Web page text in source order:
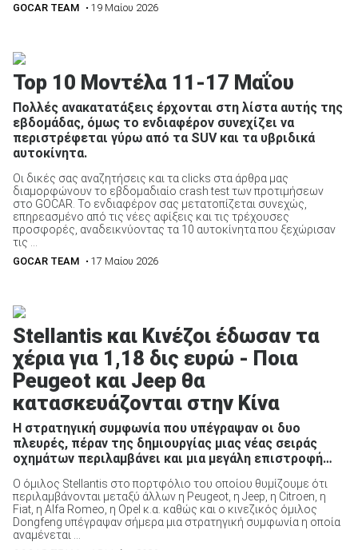
GOCAR TEAM • 19 Μαίου 2026
Top 10 Μοντέλα 11-17 Μαΐου
Πολλές ανακατατάξεις έρχονται στη λίστα αυτής της
εβδομάδας, όμως το ενδιαφέρον συνεχίζει να
περιστρέφεται γύρω από τα SUV και τα υβριδικά
αυτοκίνητα.
Οι δικές σας αναζητήσεις και τα clicks στα άρθρα μας
διαμορφώνουν το εβδομαδιαίο crash test των προτιμήσεων
στο GOCAR. Το ενδιαφέρον σας μετατοπίζεται συνεχώς,
επηρεασμένο από τις νέες αφίξεις και τις τρέχουσες
προσφορές, αναδεικνύοντας τα 10 αυτοκίνητα που ξεχώρισαν
τις ...
GOCAR TEAM • 17 Μαίου 2026
Stellantis και Κινέζοι έδωσαν τα
χέρια για 1,18 δις ευρώ - Ποια
Peugeot και Jeep θα
κατασκευάζονται στην Κίνα
H στρατηγική συμφωνία που υπέγραψαν οι δυο
πλευρές, πέραν της δημιουργίας μιας νέας σειράς
οχημάτων περιλαμβάνει και μια μεγάλη επιστροφή…
Ο όμιλος Stellantis στο πορτφόλιο του οποίου θυμίζουμε ότι
περιλαμβάνονται μεταξύ άλλων η Peugeot, η Jeep, η Citroen, η
Fiat, η Alfa Romeo, η Opel κ.α. καθώς και ο κινεζικός όμιλος
Dongfeng υπέγραψαν σήμερα μια στρατηγική συμφωνία η οποία
αναμένεται ...